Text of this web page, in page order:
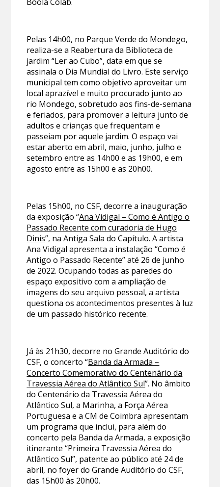
Pelas 14h00, no Parque Verde do Mondego,
realiza-se a Reabertura da Biblioteca de
jardim “Ler ao Cubo”, data em que se
assinala o Dia Mundial do Livro. Este serviço
municipal tem como objetivo aproveitar um
local aprazível e muito procurado junto ao
rio Mondego, sobretudo aos fins-de-semana
e feriados, para promover a leitura junto de
adultos e crianças que frequentam e
passeiam por aquele jardim. O espaço vai
estar aberto em abril, maio, junho, julho e
setembro entre as 14h00 e as 19h00, e em
agosto entre as 15h00 e as 20h00.
Pelas 15h00, no CSF, decorre a inauguração
da exposição “Ana Vidigal – Como é Antigo o
Passado Recente com curadoria de Hugo
Dinis”, na Antiga Sala do Capítulo. A artista
Ana Vidigal apresenta a instalação “Como é
Antigo o Passado Recente” até 26 de junho
de 2022. Ocupando todas as paredes do
espaço expositivo com a ampliação de
imagens do seu arquivo pessoal, a artista
questiona os acontecimentos presentes à luz
de um passado histórico recente.
Já às 21h30, decorre no Grande Auditório do
CSF, o concerto “Banda da Armada –
Concerto Comemorativo do Centenário da
Travessia Aérea do Atlântico Sul”. No âmbito
do Centenário da Travessia Aérea do
Atlântico Sul, a Marinha, a Força Aérea
Portuguesa e a CM de Coimbra apresentam
um programa que inclui, para além do
concerto pela Banda da Armada, a exposição
itinerante “Primeira Travessia Aérea do
Atlântico Sul”, patente ao público até 24 de
abril, no foyer do Grande Auditório do CSF,
das 15h00 às 20h00.